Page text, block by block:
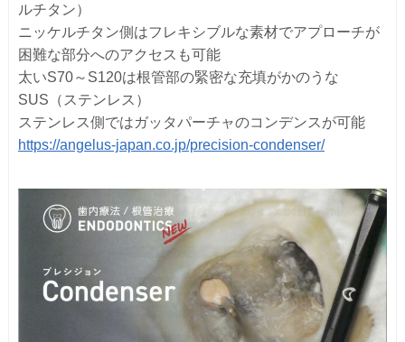
ルチタン）
ニッケルチタン側はフレキシブルな素材でアプローチが
困難な部分へのアクセスも可能
太いS70～S120は根管部の緊密な充填がかのうな
SUS（ステンレス）
ステンレス側ではガッタパーチャのコンデンスが可能
https://angelus-japan.co.jp/precision-condenser/